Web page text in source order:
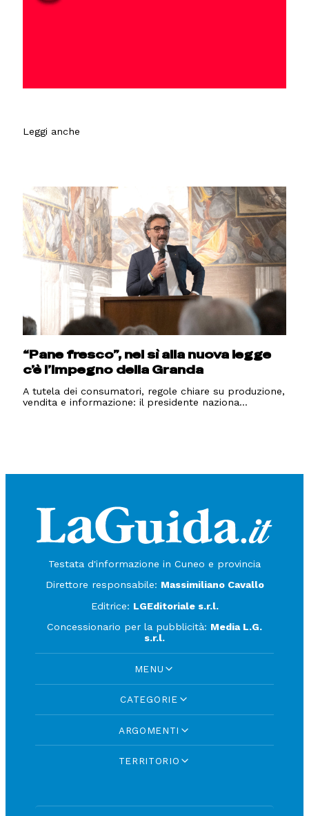
Leggi anche
“Pane fresco”, nel sì alla nuova legge
c’è l’impegno della Granda
A tutela dei consumatori, regole chiare su produzione,
vendita e informazione: il presidente naziona...
Testata d'informazione in Cuneo e provincia
Direttore responsabile: Massimiliano Cavallo
Editrice: LGEditoriale s.r.l.
Concessionario per la pubblicità: Media L.G.
s.r.l.
MENU
CATEGORIE
ARGOMENTI
TERRITORIO